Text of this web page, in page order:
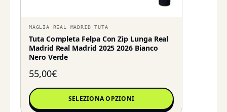
MAGLIA REAL MADRID TUTA
Tuta Completa Felpa Con Zip Lunga Real
Madrid Real Madrid 2025 2026 Bianco
Nero Verde
55,00€
SELEZIONA OPZIONI